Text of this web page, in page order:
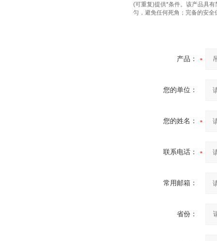
(可重复)提供*条件。该产品具
匀，避免任何死角；完备的安
产品：
您的单位：
您的姓名：
联系电话：
常用邮箱：
省份：